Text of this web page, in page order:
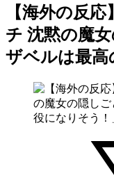
【海外の反
チ 沈黙の魔
ザベルは最高